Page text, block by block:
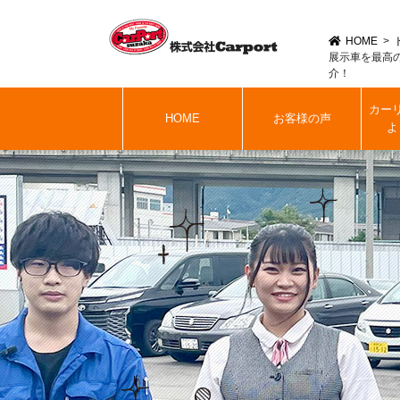
HOME
展示車を最高
介！
HOME お客様の声
カー